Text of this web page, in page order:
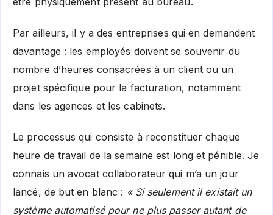
Par ailleurs, il y a des entreprises qui en demandent
davantage : les employés doivent se souvenir du
nombre d’heures consacrées à un client ou un
projet spécifique pour la facturation, notamment
dans les agences et les cabinets.
Le processus qui consiste à reconstituer chaque
heure de travail de la semaine est long et pénible. Je
connais un avocat collaborateur qui m’a un jour
lancé, de but en blanc : « Si seulement il existait un
système automatisé pour ne plus passer autant de